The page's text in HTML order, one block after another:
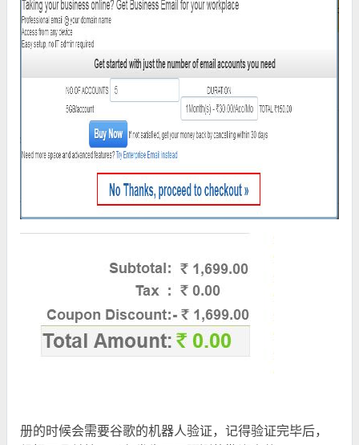
册的时候会需要谷歌的机器人验证，记得验证完毕后，